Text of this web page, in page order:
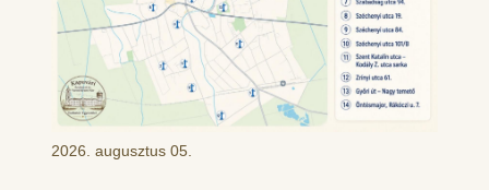
2026. augusztus 05.